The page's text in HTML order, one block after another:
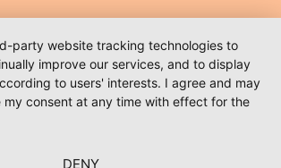
party website tracking technologies to
improve our services, and to display
to users' interests. I agree and may
my consent at any time with effect for the
DENY